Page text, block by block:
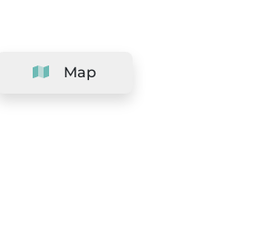
Map